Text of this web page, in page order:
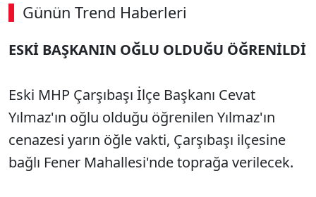
Günün Trend Haberleri
SÖZCÜ SON DAKİKA
ESKİ BAŞKANIN OĞLU OLDUĞU ÖĞRENİLDİ
Eski MHP Çarşıbaşı İlçe Başkanı Cevat
Yılmaz'ın oğlu olduğu öğrenilen Yılmaz'ın
cenazesi yarın öğle vakti, Çarşıbaşı ilçesine
bağlı Fener Mahallesi'nde toprağa verilecek.